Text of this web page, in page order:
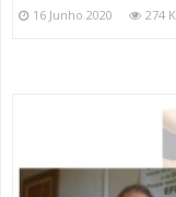
16 Junho 2020 274 K